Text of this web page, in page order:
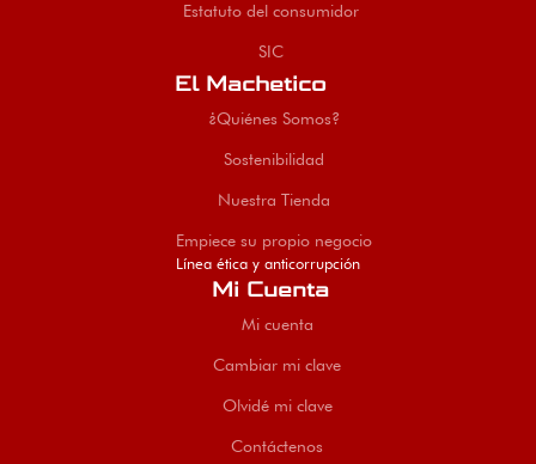
Estatuto del consumidor
SIC
El Machetico
¿Quiénes Somos?
Sostenibilidad
Nuestra Tienda
Empiece su propio negocio
Línea ética y anticorrupción
Mi Cuenta
Mi cuenta
Cambiar mi clave
Olvidé mi clave
Contáctenos